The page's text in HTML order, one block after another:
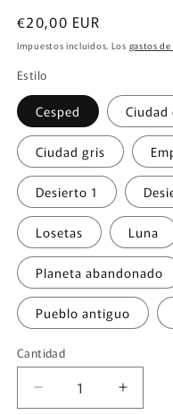
Precio
habitual
€20,00 EUR
Impuestos incluidos. Los gastos
Estilo
Cesped
Ciudad gris
Desierto 1
Losetas Luna
Planeta abandonado
Pueblo antiguo
Cantidad
Cantidad
Reducir